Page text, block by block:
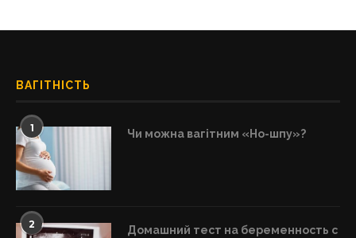
ВАГІТНІСТЬ
1 Чи можна вагітним «Но-шпу»?
2
Домашний тест на беременность с